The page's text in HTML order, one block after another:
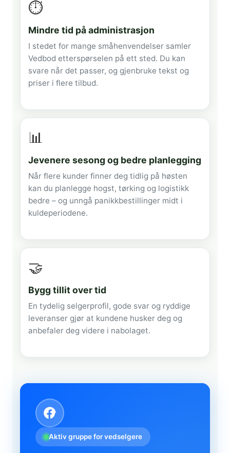
⏱️
Mindre tid på administrasjon
I stedet for mange småhenvendelser samler
Vedbod etterspørselen på ett sted. Du kan
svare når det passer, og gjenbruke tekst og
priser i flere tilbud.
📊
Jevenere sesong og bedre planlegging
Når flere kunder finner deg tidlig på høsten
kan du planlegge hogst, tørking og logistikk
bedre – og unngå panikkbestillinger midt i
kuldeperiodene.
🤝
Bygg tillit over tid
En tydelig selgerprofil, gode svar og ryddige
leveranser gjør at kundene husker deg og
anbefaler deg videre i nabolaget.
Aktiv gruppe for vedselgere